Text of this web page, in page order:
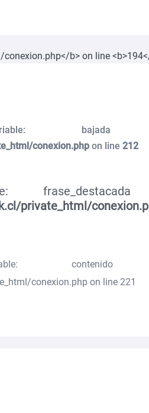
conexion.php on line 212
private_html/
conexion.php on line 221